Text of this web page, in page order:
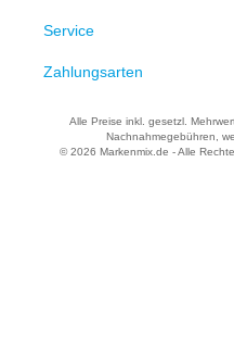
Service
Zahlungsarten
Alle Preise inkl. gesetzl.
Nachnahmegebühren,
© 2026 Markenmix.de - Alle